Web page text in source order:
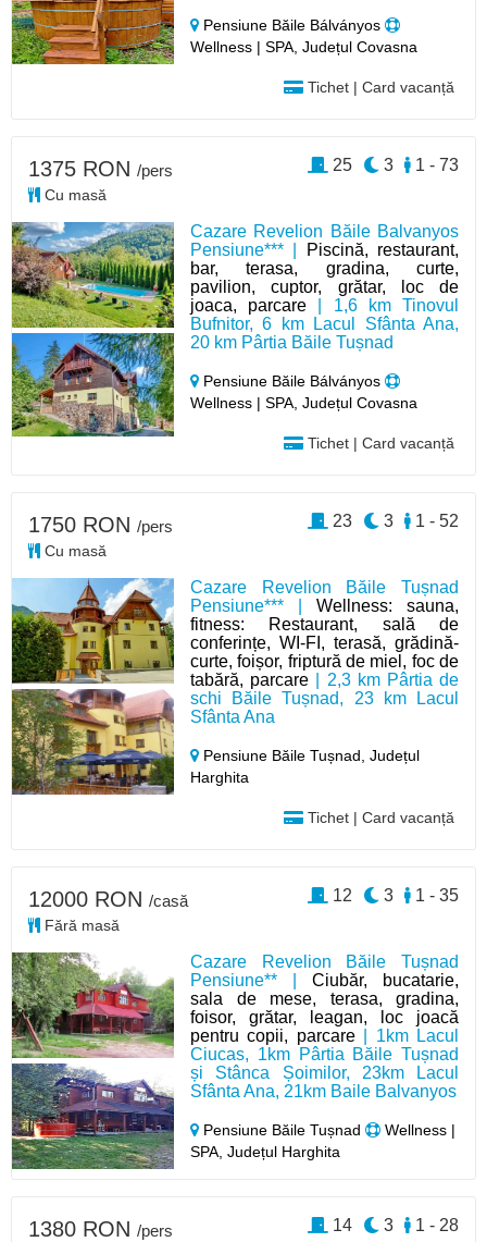
Pensiune Băile Bálványos
Wellness | SPA, Județul Covasna
Tichet | Card vacanță
Cazare Revelion Băile Balvanyos
Pensiune*** |
Piscină, restaurant,
bar, terasa, gradina, curte,
pavilion, cuptor, grătar, loc de
joaca, parcare | 1,6 km Tinovul
Bufnitor, 6 km Lacul Sfânta Ana,
20 km Pârtia Băile Tușnad
Pensiune Băile Bálványos
Wellness | SPA, Județul Covasna
Tichet | Card vacanță
1375 RON /pers
Cu masă
1 - 73
3
25
Cazare Revelion Băile Tușnad
Pensiune*** |Wellness: sauna,
fitness: Restaurant, sală de
conferințe, WI-FI, terasă, grădină-
curte, foișor, friptură de miel, foc de
tabără, parcare | 2,3 km Pârtia de
schi Băile Tușnad, 23 km Lacul
Sfânta Ana
Pensiune Băile Tușnad,Județul
Harghita
Tichet | Card vacanță
1750 RON /pers
Cu masă
1 - 52
3
23
Cazare Revelion Băile Tușnad
Pensiune** |Ciubăr, bucatarie,
sala de mese, terasa, gradina,
foisor, grătar, leagan, loc joacă
pentru copii, parcare| 1km Lacul
Ciucas, 1km Pârtia Băile Tușnad
și Stânca Șoimilor, 23km Lacul
Sfânta Ana, 21km Baile Balvanyos
Pensiune Băile Tușnad
Wellness |
SPA, Județul Harghita
12000 RON /casă
Fără masă
1 - 35
3
12
1380 RON /pers 1 - 28
3
14